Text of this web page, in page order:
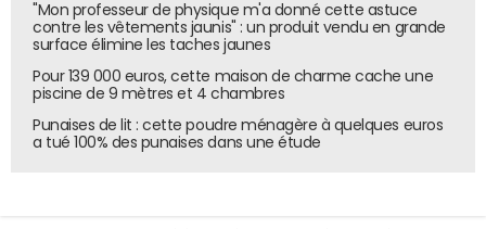
"Mon professeur de physique m'a donné cette astuce
contre les vêtements jaunis" : un produit vendu en grande
surface élimine les taches jaunes
Pour 139 000 euros, cette maison de charme cache une
piscine de 9 mètres et 4 chambres
Punaises de lit : cette poudre ménagère à quelques euros
a tué 100% des punaises dans une étude